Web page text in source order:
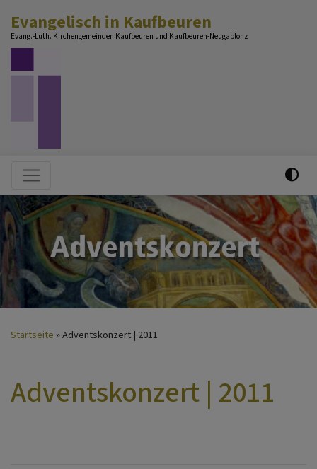
zum
Inhalt
Evangelisch in Kaufbeuren
Evang.-Luth. Kirchengemeinden Kaufbeuren und Kaufbeuren-Neugablonz
Hauptnavigation
Startseite Adventskonzert | 2011
Adventskonzert | 2011